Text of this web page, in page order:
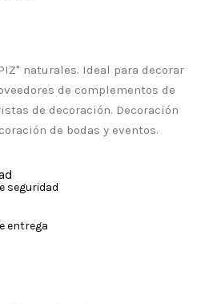
naturales. Ideal para decorar
de complementos de
de decoración. Decoración
de bodas y eventos.
seguridad
entrega